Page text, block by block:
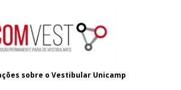
sobre o Vestibular Unicamp